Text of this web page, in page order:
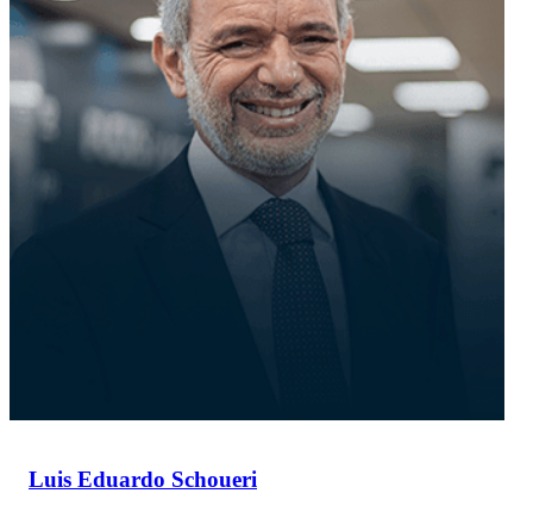
Luis Eduardo Schoueri